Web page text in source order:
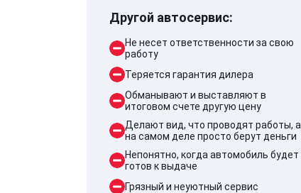
Другой автосервис:
Не несет ответственности за свою
работу
Теряется гарантия дилера
Обманывают и выставляют в
итоговом счете другую цену
Делают вид, что проводят работы, а
на самом деле просто берут деньги
Непонятно, когда автомобиль будет
готов к выдаче
Грязный и неуютный сервис